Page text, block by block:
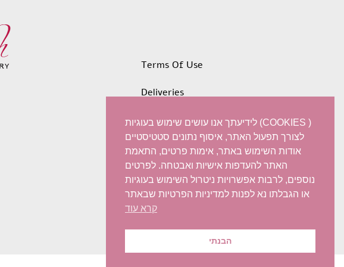
Terms Of Use
Deliveries
Privacy policy
Refunds and Exchanges
Accessibility statement
לידיעתך אנו עושים שימוש בעוגיות (COOKIES )
לצורך תפעול האתר, איסוף נתונים סטטיסטיים
אודות השימוש באתר, אימות פרטים, התאמת
האתר להעדפות אישיות ואבטחה. לפרטים
נוספים, לרבות אפשרויות ניטרול השימוש בעוגיות
או הגבלתו נא לפנות למדיניות הפרטיות שבאתר
קרא עוד
הבנתי